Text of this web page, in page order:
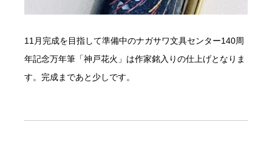
11月完成を目指して準備中のナガサワ文具センター140周
年記念万年筆「神戸花火」は作家銘入りの仕上げとなりま
す。完成まであと少しです。